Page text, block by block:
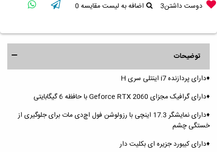
دوست داشتن3 اضافه به لیست مقایسه 0
توضیحات
♦️دارای پردازنده i7 اینتلی سری H
♦️دارای گرافیک مجزای Geforce RTX 2060 با حافظه 6 گیگابایتی
♦️دارای نمایشگر 17.3 اینچی با رزولوشن فول اچ‌دی مات برای جلوگیری از
خستگی چشم
♦️دارای کیبورد جزیره ای بکلیت دار